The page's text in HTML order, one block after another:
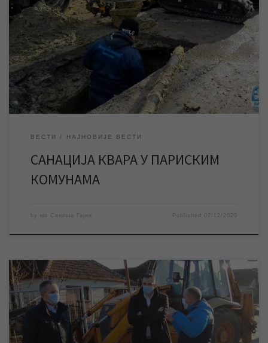
У току је санација квара већег обима на водоводној мрежи у
Париским комунама, због чега је ово градско насеље
тренутно без воде. Екипе ЈКП „Водовод и канализација“ раде
на санацији квара већег обима на водоводној мрежи у
Париским комунама, а према проценама исти ће бити
отклоњен у току преподневних часова. […]
ВЕСТИ НАЈНОВИЈЕ ВЕСТИ
САНАЦИЈА КВАРА У ПАРИСКИМ
КОМУНАМА
by мр Синиша Гајин Published 07/12/2020
Градоначелник Зрењанина Симо Салапура и ВД директора ЈКП
„Водовод и канализација“ Предраг Бодирога обишли су у
суботу радове на санацији хаварије на канализационој мрежи
у Улици Радноти Миклоша. У суботу 05. децембра